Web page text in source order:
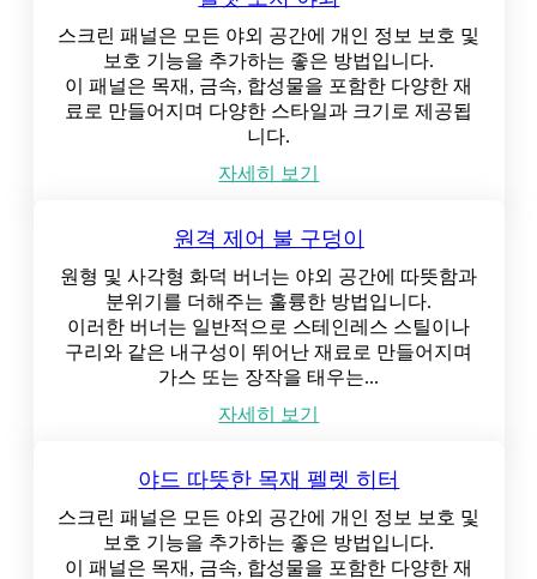
스크린 패널은 모든 야외 공간에 개인 정보 보호 및
보호 기능을 추가하는 좋은 방법입니다.
이 패널은 목재, 금속, 합성물을 포함한 다양한 재
료로 만들어지며 다양한 스타일과 크기로 제공됩
니다.
자세히 보기
원격 제어 불 구덩이
원형 및 사각형 화덕 버너는 야외 공간에 따뜻함과
분위기를 더해주는 훌륭한 방법입니다.
이러한 버너는 일반적으로 스테인레스 스틸이나
구리와 같은 내구성이 뛰어난 재료로 만들어지며
가스 또는 장작을 태우는...
자세히 보기
야드 따뜻한 목재 펠렛 히터
스크린 패널은 모든 야외 공간에 개인 정보 보호 및
보호 기능을 추가하는 좋은 방법입니다.
이 패널은 목재, 금속, 합성물을 포함한 다양한 재